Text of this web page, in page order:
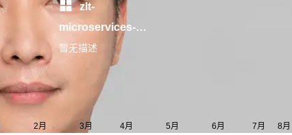
zlt-
microservices-
platform
暂无描述